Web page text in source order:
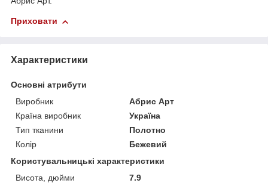
Приховати
Характеристики
Основні атрибути
Виробник
Абрис Арт
Країна виробник
Україна
Тип тканини
Полотно
Колір
Бежевий
Користувальницькі характеристики
Висота, дюйми
7.9